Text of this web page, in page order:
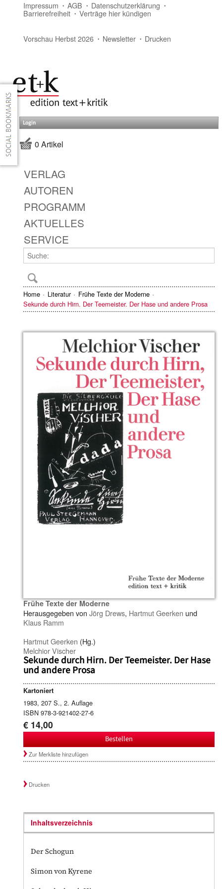
Impressum AGB Datenschutzerklärung
Barrierefreiheit Verträge hier kündigen
Vorschau Herbst 2026 Newsletter Drucken
Login
0 Artikel
VERLAG
AUTOREN
PROGRAMM
AKTUELLES
SERVICE
Home Literatur
Frühe Texte der Moderne
Sekunde durch Hirn. Der Teemeister. Der Hase und andere Prosa
Frühe Texte der Moderne
Herausgegeben von Jörg Drews, Hartmut Geerken und
Klaus Ramm
Hartmut Geerken (Hg.)
Melchior Vischer
Sekunde durch Hirn. Der Teemeister. Der Hase
und andere Prosa
Kartoniert
1983, 207 S., 2. Auflage
ISBN 978-3-921402-27-6
€ 14,00
Bestellen
Zur Merkliste hinzufügen
Drucken
Inhaltsverzeichnis
Der Schogun
Simon von Kyrene